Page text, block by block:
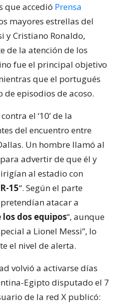
que accedió Prensa
mayores estrellas del
y Cristiano Ronaldo,
de la atención de los
fue el principal objetivo
que el portugués
episodios de acoso.
contra el ‘10’ de la
del encuentro entre
Un hombre llamó al
advertir de que él y
al estadio con
15“. Según el parte
atacar a
dos equipos“, aunque
a Lionel Messi”, lo
el nivel de alerta.
volvió a activarse días
Egipto disputado el 7
de la red X publicó: